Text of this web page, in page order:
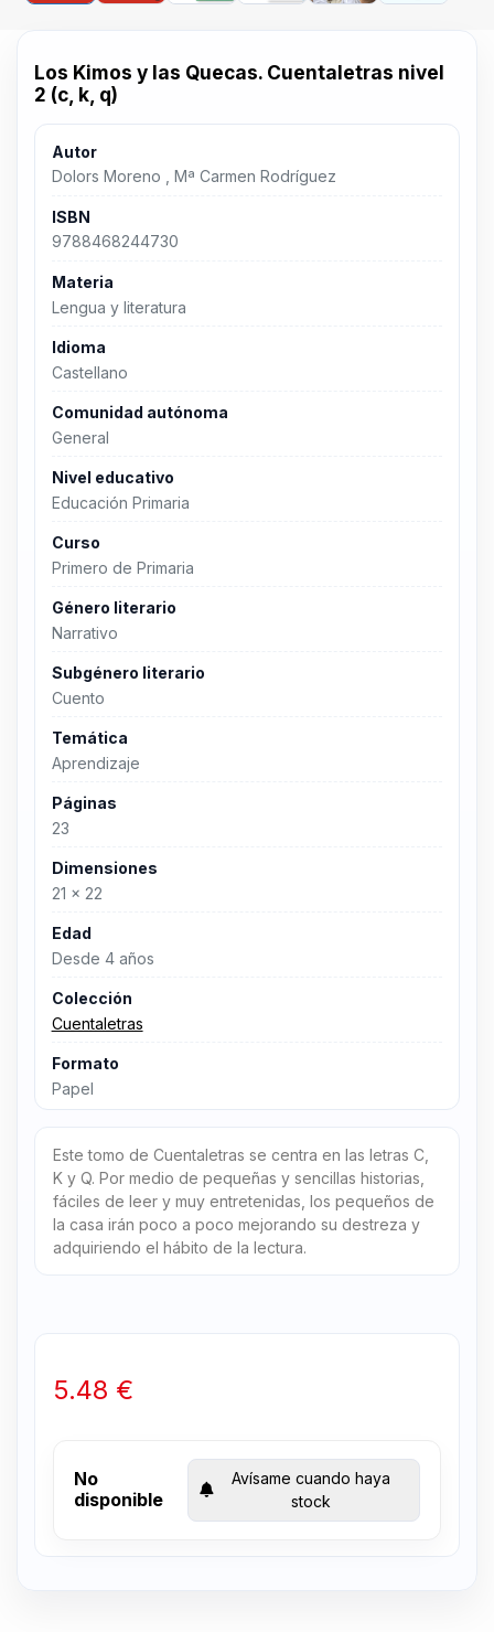
Los Kimos y las Quecas. Cuentaletras nivel
2 (c, k, q)
Autor
Dolors Moreno , Mª Carmen Rodríguez
ISBN
9788468244730
Materia
Lengua y literatura
Idioma
Castellano
Comunidad autónoma
General
Nivel educativo
Educación Primaria
Curso
Primero de Primaria
Género literario
Narrativo
Subgénero literario
Cuento
Temática
Aprendizaje
Páginas
23
Dimensiones
21 x 22
Edad
Desde 4 años
Colección
Cuentaletras
Formato
Papel
Este tomo de Cuentaletras se centra en las letras C,
K y Q. Por medio de pequeñas y sencillas historias,
fáciles de leer y muy entretenidas, los pequeños de
la casa irán poco a poco mejorando su destreza y
adquiriendo el hábito de la lectura.
5.48 €
No
disponible
Avísame cuando haya
stock